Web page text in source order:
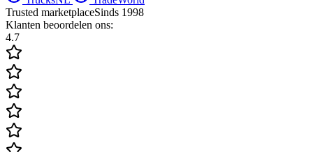
Trusted marketplaceSinds 1998
Klanten beoordelen ons:
4.7